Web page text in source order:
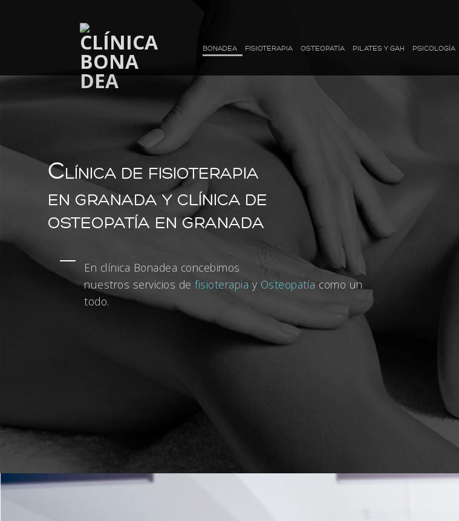
BONADEA FISIOTERAPIA OSTEOPATÍA PILATES Y GAH PSICOLOGÍA
CLÍNICA DE FISIOTERAPIA
EN GRANADA Y CLÍNICA DE
OSTEOPATÍA EN GRANADA
En clínica Bonadea concebimos
nuestros servicios de fisioterapia y Osteopatía como un
todo.